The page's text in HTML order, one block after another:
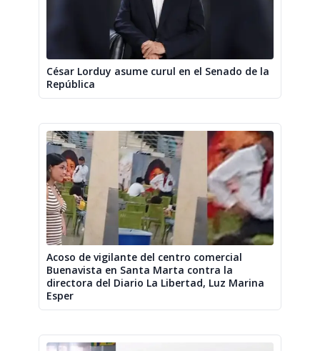
César Lorduy asume curul en el Senado de la
República
Acoso de vigilante del centro comercial
Buenavista en Santa Marta contra la
directora del Diario La Libertad, Luz Marina
Esper